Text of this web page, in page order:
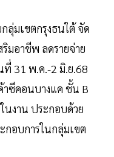
มเขตกรุงธนใต้ จัด
ริมอาชีพ ลดรายจ่าย
ที่ 31 พ.ค.-2 มิ.ย.68
าซีคอนบางแค ชั้น B
นงาน ประกอบด้วย
อบการในกลุ่มเขต